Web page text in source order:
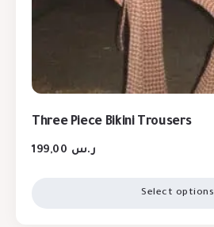
Three Piece Bikini Trousers
ر.س
Select options